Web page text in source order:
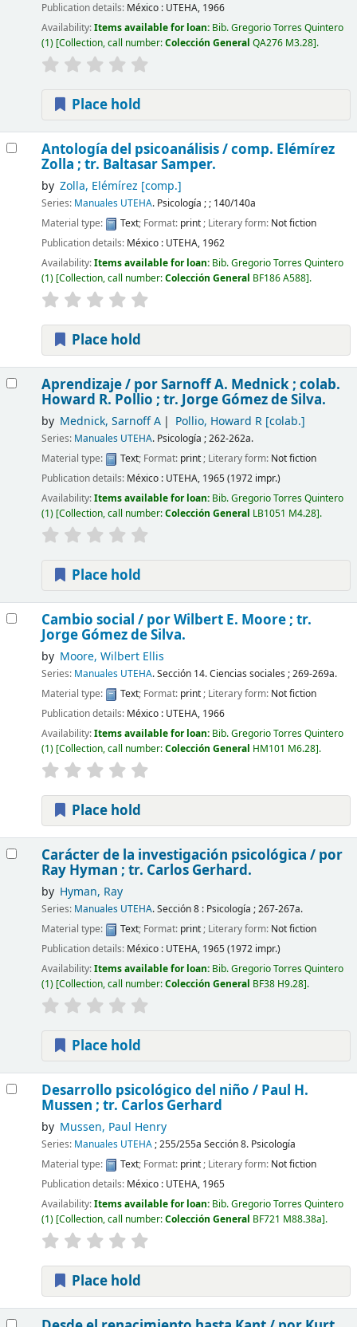
Publication details: México : UTEHA, 1966
Availability:Items available for loan: Bib. Gregorio Torres Quintero
(1) Collection, call number:Colección General QA276 M3.28 .
Place hold
Antología del psicoanálisis /comp. Elémírez
Zolla ; tr. Baltasar Samper.
by Zolla, Elémírez [comp.]
Series: Manuales UTEHA. Psicología ; ; 140/140a
Material type:
Text; Format: print; Literary form: Not fiction
Publication details: México : UTEHA, 1962
Availability:Items available for loan: Bib. Gregorio Torres Quintero
(1) Collection, call number:Colección General BF186 A588 .
Place hold
Aprendizaje / por Sarnoff A. Mednick ; colab.
Howard R. Pollio ; tr. Jorge Gómez de Silva.
by Mednick, Sarnoff A Pollio, Howard R[colab.]
Series: Manuales UTEHA. Psicología ; 262-262a.
Material type:
Text; Format: print; Literary form: Not fiction
Publication details: México : UTEHA, 1965 (1972 impr.)
Availability:Items available for loan: Bib. Gregorio Torres Quintero
(1) Collection, call number:Colección General LB1051 M4.28 .
Place hold
Cambio social / por Wilbert E. Moore ; tr.
Jorge Gómez de Silva.
by Moore, Wilbert Ellis
Series: Manuales UTEHA. Sección 14. Ciencias sociales ; 269-269a.
Material type:
Text; Format: print; Literary form: Not fiction
Publication details: México : UTEHA, 1966
Availability:Items available for loan: Bib. Gregorio Torres Quintero
(1) Collection, call number:Colección General HM101 M6.28 .
Place hold
Carácter de la investigación psicológica / por
Ray Hyman ; tr. Carlos Gerhard.
by Hyman, Ray
Series: Manuales UTEHA. Sección 8 : Psicología ; 267-267a.
Material type:
Text; Format: print; Literary form: Not fiction
Publication details: México : UTEHA, 1965 (1972 impr.)
Availability:Items available for loan: Bib. Gregorio Torres Quintero
(1) Collection, call number:Colección General BF38 H9.28 .
Place hold
Desarrollo psicológico del niño / Paul H.
Mussen ; tr. Carlos Gerhard
by Mussen, Paul Henry
Series: Manuales UTEHA; 255/255a Sección 8. Psicología
Material type:
Text; Format: print; Literary form: Not fiction
Publication details: México : UTEHA, 1965
Availability:Items available for loan: Bib. Gregorio Torres Quintero
(1) Collection, call number:Colección General BF721 M88.38a .
Place hold